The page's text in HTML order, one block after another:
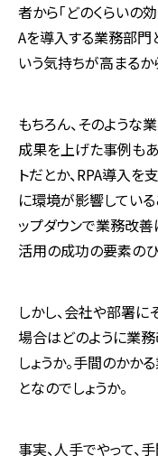
者から「どのくらいの
Aを導入する業務部門
いう気持ちが高まるか
もちろん、そのような
成果を上げた事例も
トだとか、RPA導入を
に環境が影響している
ップダウンで業務改善
活用の成功の要素のひ
しかし、会社や部署に
場合はどのように業
しょうか。手間のかか
となのでしょうか。
事実、人手でやって、